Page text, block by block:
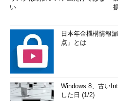
い
日本年金機構情報
点」とは
Windows 8、古い
した日 (1/2)